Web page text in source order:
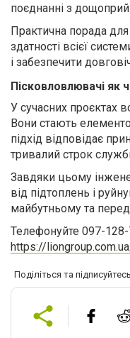
поєднанні з
Практична порада
здатності всієї
і забезпечити
Пісковловлювачі як
У сучасних проєктах
Вони стають
підхід відповідає
тривалий строк
Завдяки цьому
від підтоплень і
майбутньому та
Телефонуйте 097-
https://
Поділіться та